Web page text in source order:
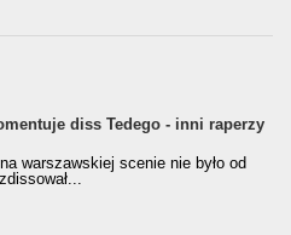
diss Tedego - inni raperzy
warszawskiej scenie nie było od